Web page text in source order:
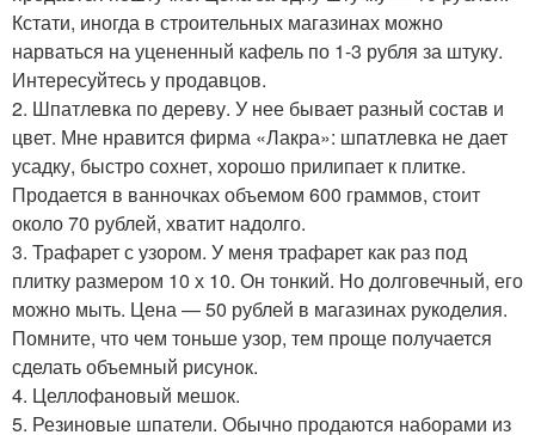
Кстати, иногда в строительных магазинах можно
нарваться на уцененный кафель по 1-3 рубля за штуку.
Интересуйтесь у продавцов.
2. Шпатлевка по дереву. У нее бывает разный состав и
цвет. Мне нравится фирма «Лакра»: шпатлевка не дает
усадку, быстро сохнет, хорошо прилипает к плитке.
Продается в ванночках объемом 600 граммов, стоит
около 70 рублей, хватит надолго.
3. Трафарет с узором. У меня трафарет как раз под
плитку размером 10 х 10. Он тонкий. Но долговечный, его
можно мыть. Цена — 50 рублей в магазинах рукоделия.
Помните, что чем тоньше узор, тем проще получается
сделать объемный рисунок.
4. Целлофановый мешок.
5. Резиновые шпатели. Обычно продаются наборами из